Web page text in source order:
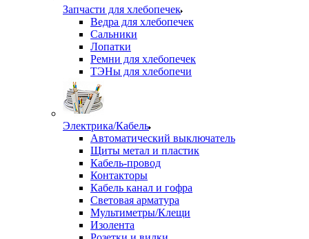
Запчасти для хлебопечек
Ведра для хлебопечек
Сальники
Лопатки
Ремни для хлебопечек
ТЭНы для хлебопечи
Электрика/Кабель
Автоматический выключатель
Щиты метал и пластик
Кабель-провод
Контакторы
Кабель канал и гофра
Световая арматура
Мультиметры/Клещи
Изолента